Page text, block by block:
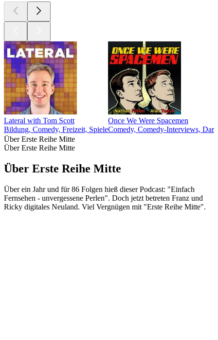
Lateral with Tom Scott
Bildung, Comedy, Freizeit, Spiele
Once We Were Spacemen
Comedy, Comedy-Interviews,
Über Erste Reihe Mitte
Über Erste Reihe Mitte
Über Erste Reihe Mitte
Über ein Jahr und für 86 Folgen hieß dieser Podcast: "Einfach
Fernsehen - unvergessene Perlen". Doch jetzt betreten Franz und
Ricky digitales Neuland. Viel Vergnügen mit "Erste Reihe Mitte".